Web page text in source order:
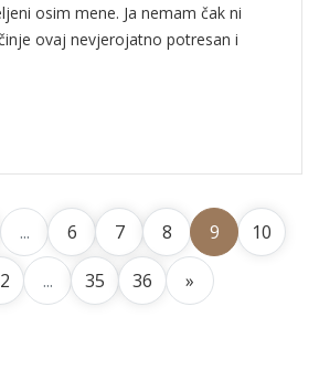
osim mene. Ja nemam čak ni
ovaj nevjerojatno potresan i
... 6 7 8 9
10
... 35 36 »